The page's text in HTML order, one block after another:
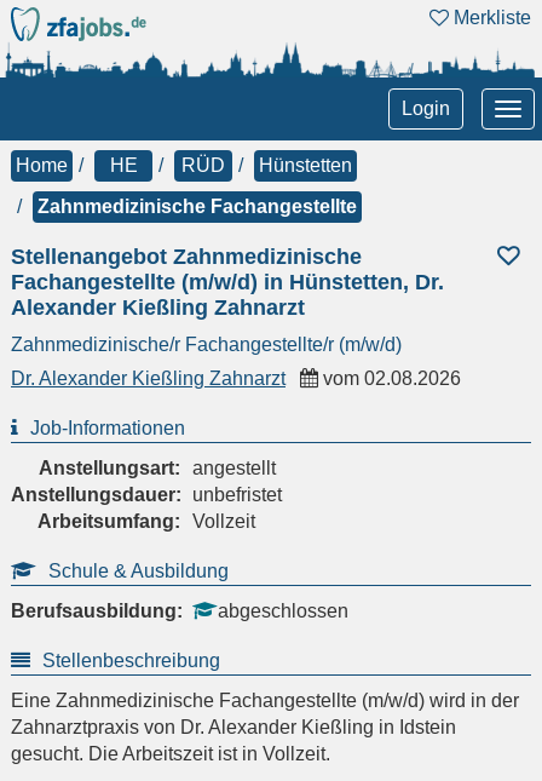
Merkliste
Login
Home HE RÜD
Hünstetten
Zahnmedizinische Fachangestellte
Stellenangebot Zahnmedizinische
Fachangestellte (m/w/d) in Hünstetten, Dr.
Alexander Kießling Zahnarzt
Zahnmedizinische/r Fachangestellte/r (m/w/d)
Dr. Alexander Kießling Zahnarzt
vom 02.08.2026
Job-Informationen
Anstellungsart:
angestellt
Anstellungsdauer:
unbefristet
Arbeitsumfang:
Vollzeit
Schule & Ausbildung
Berufsausbildung:
abgeschlossen
Stellenbeschreibung
Eine Zahnmedizinische Fachangestellte (m/w/d) wird in der
Zahnarztpraxis von Dr. Alexander Kießling in Idstein
gesucht. Die Arbeitszeit ist in Vollzeit.